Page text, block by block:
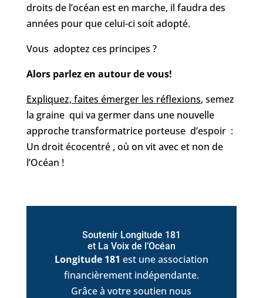
droits de l’océan est en marche, il faudra des
années pour que celui-ci soit adopté.
Vous adoptez ces principes ?
Alors parlez en autour de vous!
Expliquez, faites émerger les réflexions, semez
la graine qui va germer dans une nouvelle
approche transformatrice porteuse d’espoir :
Un droit écocentré , où on vit avec et non de
l’Océan !
Soutenir Longitude 181
et La Voix de l’Océan
Longitude 181 est une association
financièrement indépendante.
Grâce à votre soutien nous